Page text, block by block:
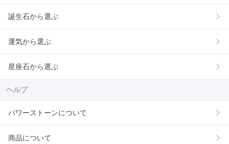
誕生石から選ぶ
運気から選ぶ
星座石から選ぶ
ヘルプ
パワーストーンについて
商品について